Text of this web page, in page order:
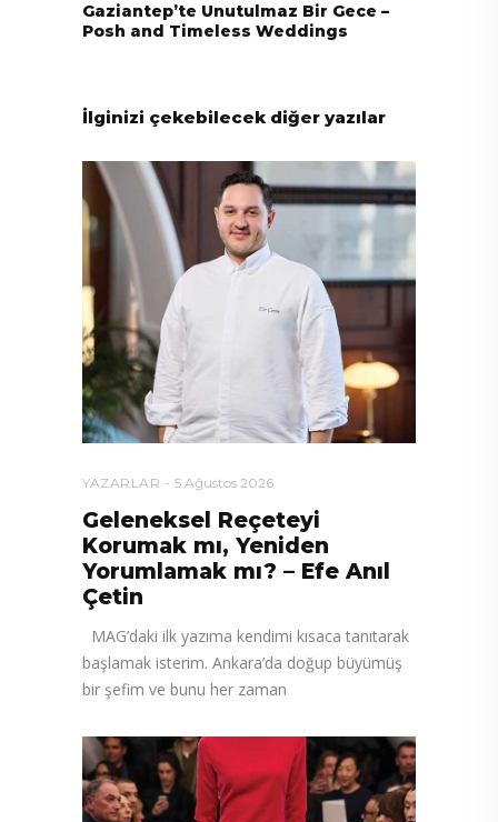
Gaziantep’te Unutulmaz Bir Gece –
Posh and Timeless Weddings
İlginizi çekebilecek diğer yazılar
YAZARLAR 5 Ağustos 2026
Geleneksel Reçeteyi
Korumak mı, Yeniden
Yorumlamak mı? – Efe Anıl
Çetin
MAG’daki ilk yazıma kendimi kısaca tanıtarak
başlamak isterim. Ankara’da doğup büyümüş
bir şefim ve bunu her zaman